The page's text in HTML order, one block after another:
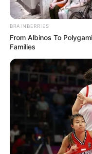
ปีหนู คู่สมพงศ์ปีวัว
ปีเสือ
คู่สมพงศ์
ปีหมู
ปีสุนัข คู่สมพงศ์ปีกระ
BRAINBERRIES
From Albinos To
Families